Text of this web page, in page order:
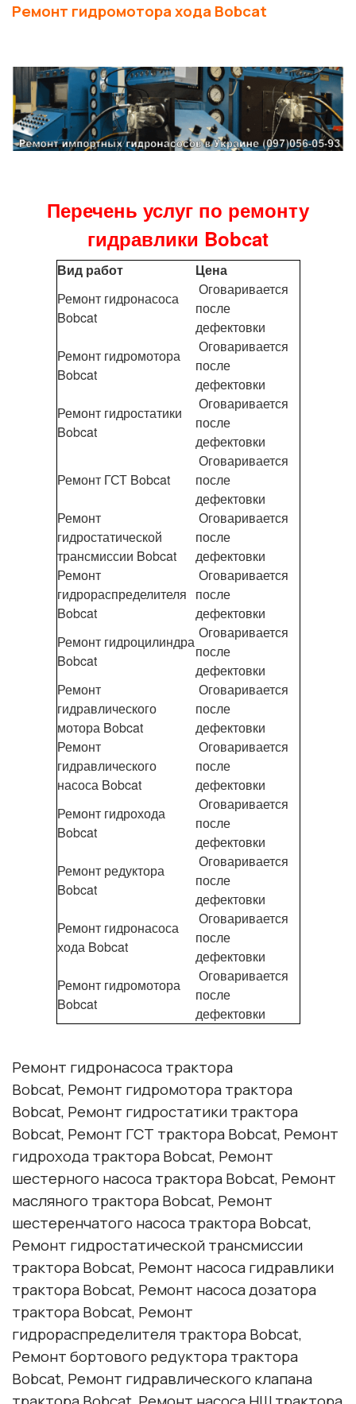
Ремонт гидромотора хода Bobcat
Перечень услуг по ремонту
гидравлики Bobcat
Вид работ
Цена
Ремонт гидронасоса
Bobcat
Оговаривается
после
дефектовки
Ремонт гидромотора
Bobcat
Оговаривается
после
дефектовки
Ремонт гидростатики
Bobcat
Оговаривается
после
дефектовки
Ремонт ГСТ Bobcat
Оговаривается
после
дефектовки
Ремонт
гидростатической
трансмиссии Bobcat
Оговаривается
после
дефектовки
Ремонт
гидрораспределителя
Bobcat
Оговаривается
после
дефектовки
Ремонт гидроцилиндра
Bobcat
Оговаривается
после
дефектовки
Ремонт
гидравлического
мотора Bobcat
Оговаривается
после
дефектовки
Ремонт
гидравлического
насоса Bobcat
Оговаривается
после
дефектовки
Ремонт гидрохода
Bobcat
Оговаривается
после
дефектовки
Ремонт редуктора
Bobcat
Оговаривается
после
дефектовки
Ремонт гидронасоса
хода Bobcat
Оговаривается
после
дефектовки
Ремонт гидромотора
Bobcat
Оговаривается
после
дефектовки
Ремонт гидронасоса трактора
Bobcat, Ремонт гидромотора трактора
Bobcat, Ремонт гидростатики трактора
Bobcat, Ремонт ГСТ трактораBobcat, Ремонт
гидрохода трактораBobcat, Ремонт
шестерного насоса трактораBobcat, Ремонт
масляного трактораBobcat, Ремонт
шестеренчатого насоса трактораBobcat,
Ремонт гидростатической трансмиссии
трактораBobcat, Ремонт насоса гидравлики
трактораBobcat, Ремонт насоса дозатора
трактораBobcat, Ремонт
гидрораспределителя трактораBobcat,
Ремонт бортового редуктора трактора
Bobcat, Ремонт гидравлического клапана